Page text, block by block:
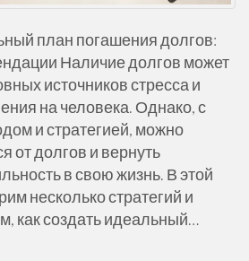
план погашения долгов:
Наличие долгов может
источников стресса и
на человека. Однако, с
и стратегией, можно
от долгов и вернуть
в свою жизнь. В этой
несколько стратегий и
как создать идеальный…